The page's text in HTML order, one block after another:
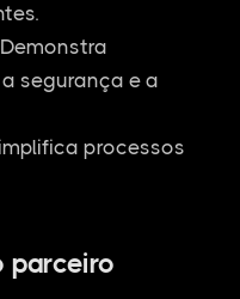
segurança e a
processos
parceiro